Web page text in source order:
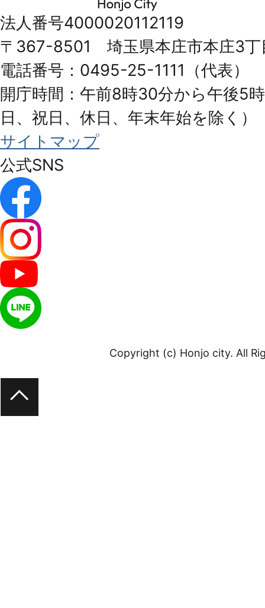
Honjo
City
法人番号4000020112119
〒367-8501 埼玉県本庄市本庄3丁
電話番号：0495-25-1111（代表）
開庁時間：午前8時30分から午後5
日、祝日、休日、年末年始を除く）
サイトマップ
公式SNS
Copyright (c) Honjo city. All